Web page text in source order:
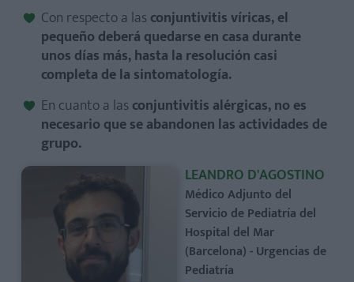
Con respecto a las conjuntivitis víricas, el
pequeño deberá quedarse en casa durante
unos días más, hasta la resolución casi
completa de la sintomatología.
En cuanto a las conjuntivitis alérgicas, no es
necesario que se abandonen las actividades de
grupo.
LEANDRO D'AGOSTINO
Médico Adjunto del
Servicio de Pediatría del
Hospital del Mar
(Barcelona) - Urgencias de
Pediatría